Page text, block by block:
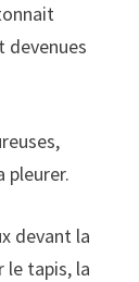
devenues
pleurer.
devant la
le tapis, la